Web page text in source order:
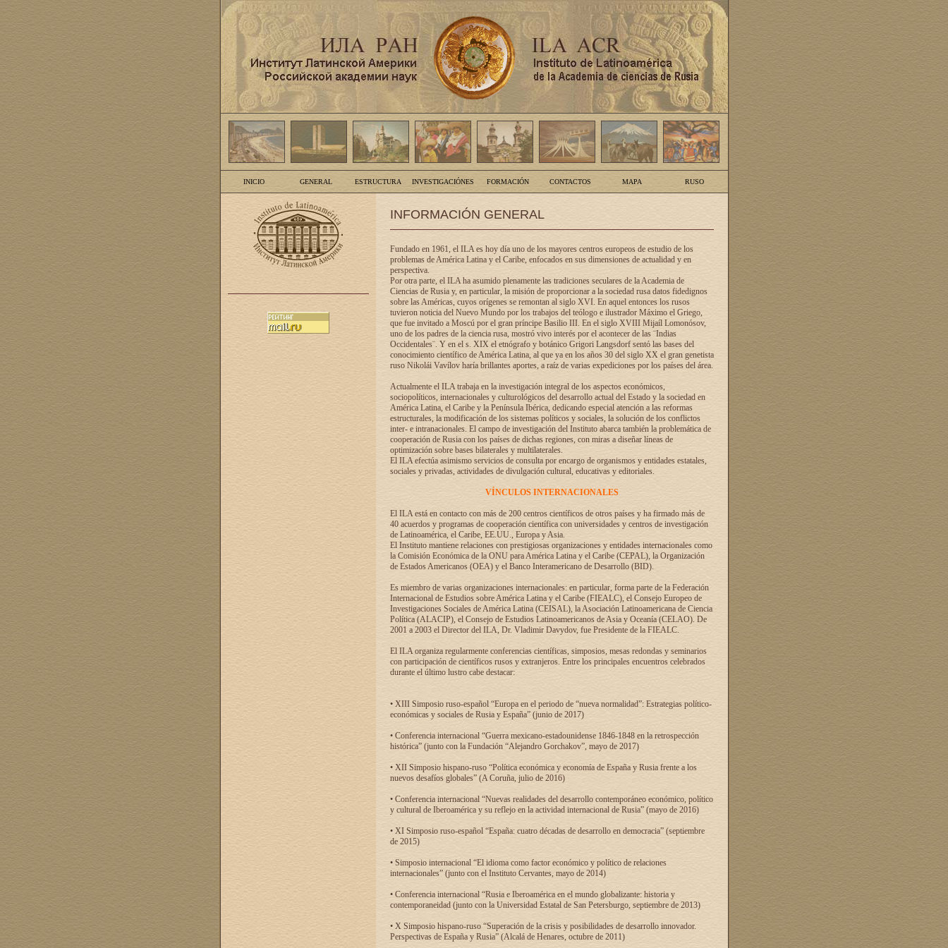
INICIO GENERAL ESTRUCTURA INVESTIGACIÓNES FORMACIÓN CONTACTOS MAPA RUSO
INFORMACIÓN GENERAL
Fundado en 1961, el ILA es hoy día uno de los mayores centros europeos de estudio de los
problemas de América Latina y el Caribe, enfocados en sus dimensiones de actualidad y en
perspectiva.
Por otra parte, el ILA ha asumido plenamente las tradiciones seculares de la Academia de
Ciencias de Rusia y, en particular, la misión de proporcionar a la sociedad rusa datos fidedignos
sobre las Américas, cuyos orígenes se remontan al siglo XVI. En aquel entonces los rusos
tuvieron noticia del Nuevo Mundo por los trabajos del teólogo e ilustrador Máximo el Griego,
que fue invitado a Moscú por el gran príncipe Basilio III. En el siglo XVIII Mijaíl Lomonósov,
uno de los padres de la ciencia rusa, mostró vivo interés por el acontecer de las ¨Indias
Occidentales¨. Y en el s. XIX el etnógrafo y botánico Grigori Langsdorf sentó las bases del
conocimiento científico de América Latina, al que ya en los años 30 del siglo XX el gran genetista
ruso Nikolái Vavílov haría brillantes aportes, a raíz de varias expediciones por los países del área.
Actualmente el ILA trabaja en la investigación integral de los aspectos económicos,
sociopolíticos, internacionales y culturológicos del desarrollo actual del Estado y la sociedad en
América Latina, el Caribe y la Península Ibérica, dedicando especial atención a las reformas
estructurales, la modificación de los sistemas políticos y sociales, la solución de los conflictos
inter- e intranacionales. El campo de investigación del Instituto abarca también la problemática de
cooperación de Rusia con los países de dichas regiones, con miras a diseñar líneas de
optimización sobre bases bilaterales y multilaterales.
El ILA efectúa asimismo servicios de consulta por encargo de organismos y entidades estatales,
sociales y privadas, actividades de divulgación cultural, educativas y editoriales.
VÍNCULOS INTERNACIONALES
El ILA está en contacto con más de 200 centros científicos de otros países y ha firmado más de
40 acuerdos y programas de cooperación científica con universidades y centros de investigación
de Latinoamérica, el Caribe, EE.UU., Europa y Asia.
El Instituto mantiene relaciones con prestigiosas organizaciones y entidades internacionales como
la Comisión Económica de la ONU para América Latina y el Caribe (CEPAL), la Organización
de Estados Americanos (OEA) y el Banco Interamericano de Desarrollo (BID).
Es miembro de varias organizaciones internacionales: en particular, forma parte de la Federación
Internacional de Estudios sobre América Latina y el Caribe (FIEALC), el Consejo Europeo de
Investigaciones Sociales de América Latina (CEISAL), la Asociación Latinoamericana de Ciencia
Política (ALACIP), el Consejo de Estudios Latinoamericanos de Asia y Oceanía (CELAO). De
2001 a 2003 el Director del ILA, Dr. Vladimir Davydov, fue Presidente de la FIEALC.
El ILA organiza regularmente conferencias científicas, simposios, mesas redondas y seminarios
con participación de científicos rusos y extranjeros. Entre los principales encuentros celebrados
durante el último lustro cabe destacar:
• XIII Simposio ruso-español “Europa en el periodo de “nueva normalidad”: Estrategias político-
económicas y sociales de Rusia y España” (junio de 2017)
• Conferencia internacional “Guerra mexicano-estadounidense 1846-1848 en la retrospección
histórica” (junto con la Fundación “Alejandro Gorchakov”, mayo de 2017)
• XII Simposio hispano-ruso “Política económica y economía de España y Rusia frente a los
nuevos desafíos globales” (A Coruña, julio de 2016)
• Conferencia internacional “Nuevas realidades del desarrollo contemporáneo económico, político
y cultural de Iberoamérica y su reflejo en la actividad internacional de Rusia” (mayo de 2016)
• XI Simposio ruso-español “España: cuatro décadas de desarrollo en democracia” (septiembre
de 2015)
• Simposio internacional “El idioma como factor económico y político de relaciones
internacionales” (junto con el Instituto Cervantes, mayo de 2014)
• Conferencia internacional “Rusia e Iberoamérica en el mundo globalizante: historia y
contemporaneidad (junto con la Universidad Estatal de San Petersburgo, septiembre de 2013)
• X Simposio hispano-ruso “Superación de la crisis y posibilidades de desarrollo innovador.
Perspectivas de España y Rusia” (Alcalá de Henares, octubre de 2011)